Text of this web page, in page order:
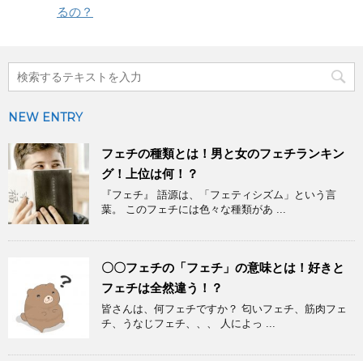
るの？
NEW ENTRY
フェチの種類とは！男と女のフェチランキン
グ！上位は何！？
『フェチ』 語源は、「フェティシズム」という言
葉。 このフェチには色々な種類があ ...
〇〇フェチの「フェチ」の意味とは！好きと
フェチは全然違う！？
皆さんは、何フェチですか？ 匂いフェチ、筋肉フェ
チ、うなじフェチ、、、 人によっ ...